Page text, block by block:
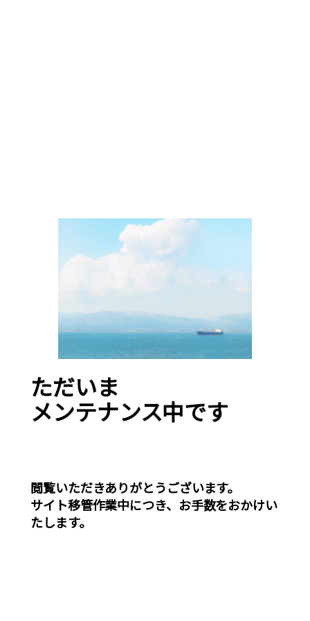
ただいま
メンテナンス中です
閲覧いただきありがとうございます。
サイト移管作業中につき、お手数をおかけい
たします。